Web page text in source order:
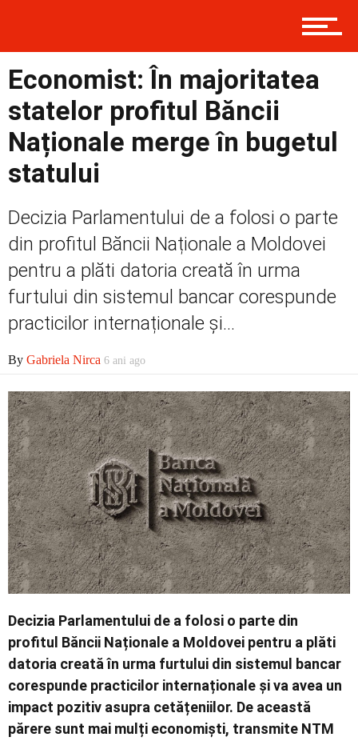
Economic
Contact
Prima
Externe
Social
Economic
Contact
Economist: În majoritatea
statelor profitul Băncii
Naționale merge în bugetul
statului
Decizia Parlamentului de a folosi o parte
din profitul Băncii Naționale a Moldovei
pentru a plăti datoria creată în urma
furtului din sistemul bancar corespunde
practicilor internaționale și...
By Gabriela Nirca 6 ani ago
Decizia Parlamentului de a folosi o parte din
profitul Băncii Naționale a Moldovei pentru a plăti
datoria creată în urma furtului din sistemul bancar
corespunde practicilor internaționale și va avea un
impact pozitiv asupra cetățeniilor. De această
părere sunt mai mulți economiști, transmite NTM